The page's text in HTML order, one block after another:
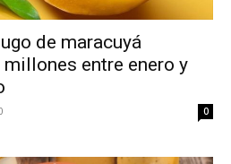
de maracuyá
entre enero y
0